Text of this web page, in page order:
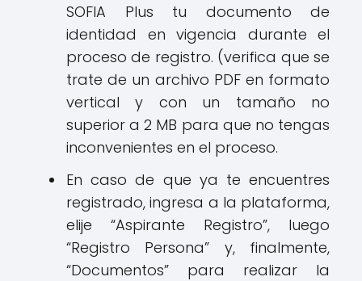
SOFIA Plus tu documento de
identidad en vigencia durante el
proceso de registro. (verifica que se
trate de un archivo PDF en formato
vertical y con un tamaño no
superior a 2 MB para que no tengas
inconvenientes en el proceso.
En caso de que ya te encuentres
registrado, ingresa a la plataforma,
elije “Aspirante Registro”, luego
“Registro Persona” y, finalmente,
“Documentos” para realizar la